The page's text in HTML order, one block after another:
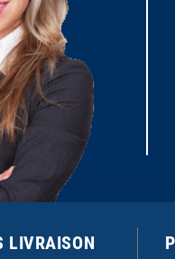
LIVRAISON